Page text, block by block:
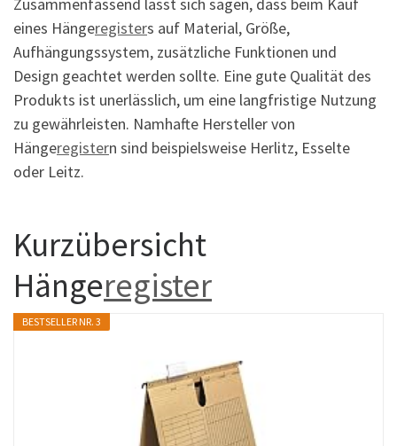
eines Hängeregisters auf Material, Größe,
Aufhängungssystem, zusätzliche Funktionen und
Design geachtet werden sollte. Eine gute Qualität des
Produkts ist unerlässlich, um eine langfristige Nutzung
zu gewährleisten. Namhafte Hersteller von
Hängeregistern sind beispielsweise Herlitz, Esselte
oder Leitz.
Kurzübersicht
Hängeregister
BESTSELLER NR. 3